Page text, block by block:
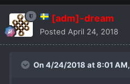
[adm]-dream
Posted April 24, 2018
On 4/24/2018 at 8:01 AM,